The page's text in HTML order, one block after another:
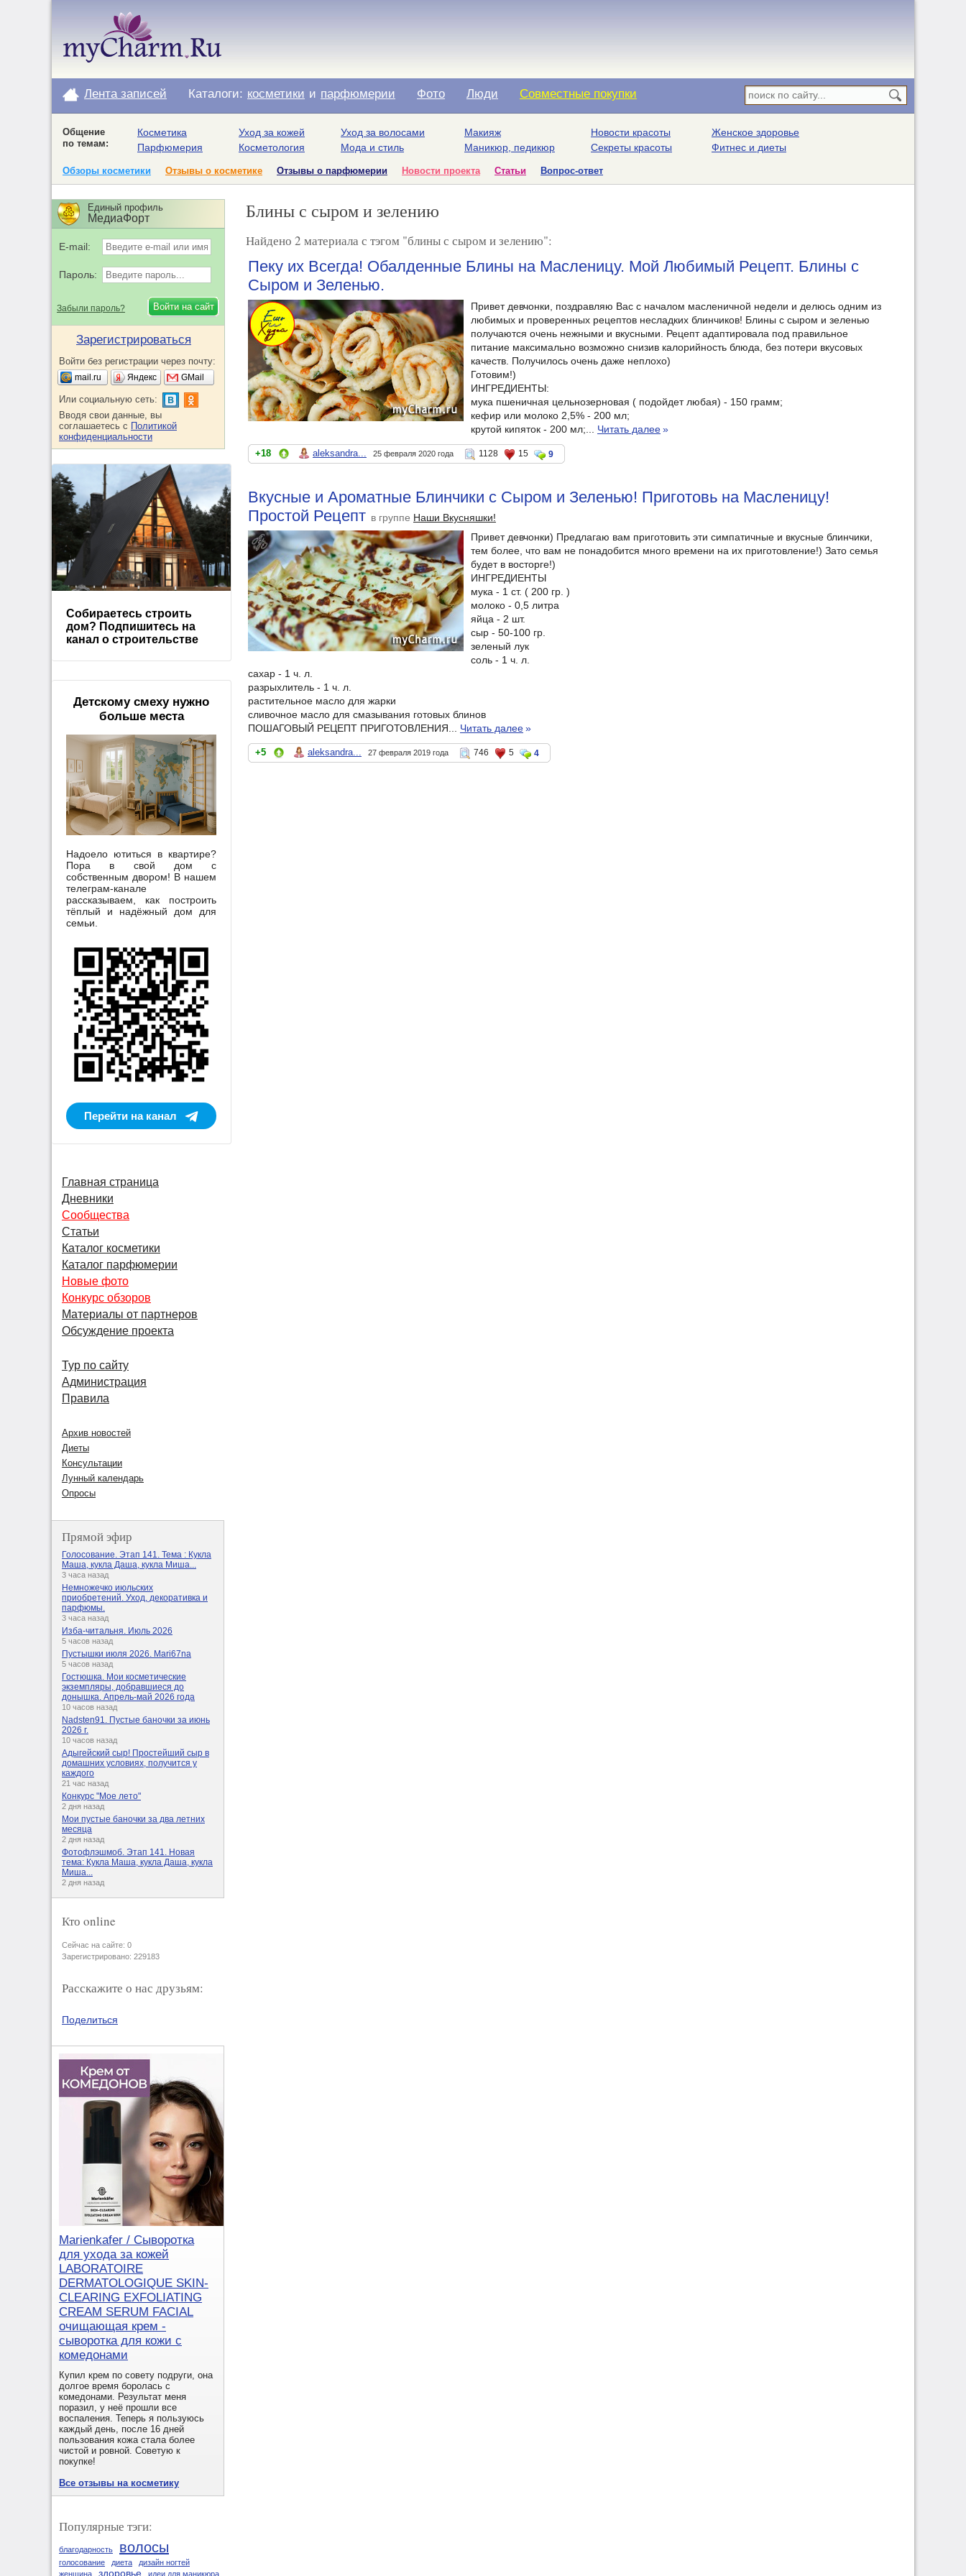
Лента записей Каталоги: косметики и парфюмерии Фото Люди Совместные покупки
Общение
по темам:
Косметика
Парфюмерия
Уход за кожей
Косметология
Уход за волосами
Мода и стиль
Макияж
Маникюр, педикюр
Новости красоты
Секреты красоты
Женское здоровье
Фитнес и диеты
Обзоры косметики Отзывы о косметике Отзывы о парфюмерии Новости проекта Статьи Вопрос-ответ
Блины с сыром и зелению
Найдено 2 материала с тэгом "блины с сыром и зелению":
Пеку их Всегда! Обалденные Блины на Масленицу. Мой Любимый Рецепт. Блины с
Сыром и Зеленью.
Привет девчонки, поздравляю Вас с началом масленичной недели и делюсь одним из
любимых и проверенных рецептов несладких блинчиков! Блины с сыром и зеленью
получаются очень нежными и вкусными. Рецепт адаптировала под правильное
питание максимально возможно снизив калорийность блюда, без потери вкусовых
качеств. Получилось очень даже неплохо)
Готовим!)
ИНГРЕДИЕНТЫ:
мука пшеничная цельнозерновая ( подойдет любая) - 150 грамм;
кефир или молоко 2,5% - 200 мл;
крутой кипяток - 200 мл;... Читать далее»
+18 aleksandra... 25 февраля 2020 года 1128 15 9
Вкусные и Ароматные Блинчики с Сыром и Зеленью! Приготовь на Масленицу!
Простой Рецепт в группе Наши Вкусняшки!
Привет девчонки) Предлагаю вам приготовить эти симпатичные и вкусные блинчики,
тем более, что вам не понадобится много времени на их приготовление!) Зато семья
будет в восторге!)
ИНГРЕДИЕНТЫ
мука - 1 ст. ( 200 гр. )
молоко - 0,5 литра
яйца - 2 шт.
сыр - 50-100 гр.
зеленый лук
соль - 1 ч. л.
сахар - 1 ч. л.
разрыхлитель - 1 ч. л.
растительное масло для жарки
сливочное масло для смазывания готовых блинов
ПОШАГОВЫЙ РЕЦЕПТ ПРИГОТОВЛЕНИЯ... Читать далее»
+5 aleksandra... 27 февраля 2019 года 746 5 4
Единый профиль
МедиаФорт
E-mail:
Пароль:
Забыли пароль?
Зарегистрироваться
Войти без регистрации через почту:
mail.ru Яндекс GMail
Или социальную сеть:
Вводя свои данные, вы
соглашаетесь с Политикой
конфиденциальности
Собираетесь строить
дом? Подпишитесь на
канал о строительстве
Детскому смеху нужно
больше места
Надоело ютиться в квартире?
Пора в свой дом с
собственным двором! В нашем
телеграм-канале
рассказываем, как построить
тёплый и надёжный дом для
семьи.
Перейти на канал
Главная страница
Дневники
Сообщества
Статьи
Каталог косметики
Каталог парфюмерии
Новые фото
Конкурс обзоров
Материалы от партнеров
Обсуждение проекта
Тур по сайту
Администрация
Правила
Архив новостей
Диеты
Консультации
Лунный календарь
Опросы
Прямой эфир
Голосование. Этап 141. Тема : Кукла
Маша, кукла Даша, кукла Миша...
3 часа назад
Немножечко июльских
приобретений. Уход, декоративка и
парфюмы.
3 часа назад
Изба-читальня. Июль 2026
5 часов назад
Пустышки июля 2026. Mari67na
5 часов назад
Гостюшка. Мои косметические
экземпляры, добравшиеся до
донышка. Апрель-май 2026 года
10 часов назад
Nadsten91. Пустые баночки за июнь
2026 г.
10 часов назад
Адыгейский сыр! Простейший сыр в
домашних условиях, получится у
каждого
21 час назад
Конкурс "Мое лето"
2 дня назад
Мои пустые баночки за два летних
месяца
2 дня назад
Фотофлэшмоб. Этап 141. Новая
тема: Кукла Маша, кукла Даша, кукла
Миша...
2 дня назад
Кто online
Сейчас на сайте: 0
Зарегистрировано: 229183
Расскажите о нас друзьям:
Поделиться
Marienkafer / Сыворотка
для ухода за кожей
LABORATOIRE
DERMATOLOGIQUE SKIN-
CLEARING EXFOLIATING
CREAM SERUM FACIAL
очищающая крем -
сыворотка для кожи с
комедонами
Купил крем по совету подруги, она
долгое время боролась с
комедонами. Результат меня
поразил, у неё прошли все
воспаления. Теперь я пользуюсь
каждый день, после 16 дней
пользования кожа стала более
чистой и ровной. Советую к
покупке!
Все отзывы на косметику
Популярные тэги:
благодарность волосы
голосование диета
дизайн ногтей
женщина
здоровье идеи для маникюра